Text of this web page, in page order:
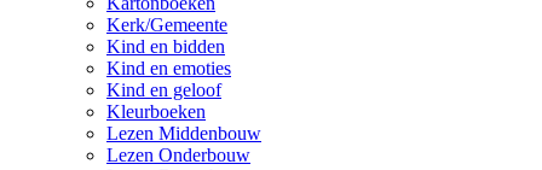
Kerk/Gemeente
Kind en bidden
Kind en emoties
Kind en geloof
Kleurboeken
Lezen Middenbouw
Lezen Onderbouw